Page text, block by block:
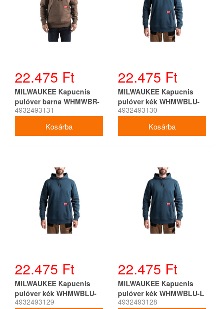
22.475 Ft
MILWAUKEE Kapucnis
pulóver barna WHMWBR-
S
4932493131
22.475 Ft
MILWAUKEE Kapucnis
pulóver kék WHMWBLU-
XXL
4932493130
22.475 Ft
MILWAUKEE Kapucnis
pulóver kék WHMWBLU-
XL
4932493129
22.475 Ft
MILWAUKEE Kapucnis
pulóver kék WHMWBLU-L
4932493128